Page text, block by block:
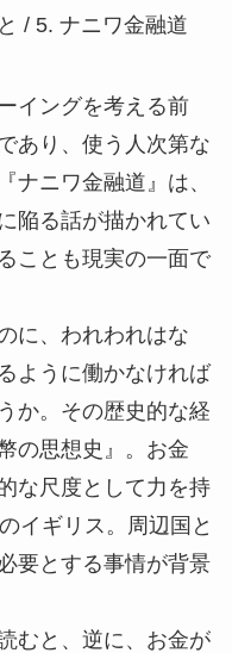
/ 5. ナニワ金融道
イングを考える前
あり、使う人次第な
ナニワ金融道』は、
陥る話が描かれてい
ことも現実の一面で
に、われわれはな
ように働かなければ
か。その歴史的な経
の思想史』。お金
な尺度として力を持
イギリス。周辺国と
要とする事情が背景
むと、逆に、お金が